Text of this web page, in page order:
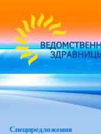
Спецпредложения